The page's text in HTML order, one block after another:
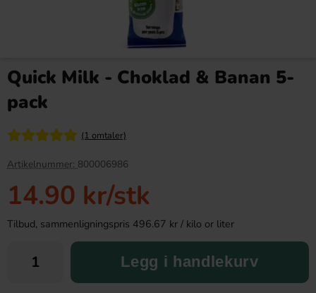
Quick Milk - Choklad & Banan 5-
pack
(1 omtaler)
Artikelnummer: 800006986
14.90 kr/stk
Tilbud, sammenligningspris 496.67 kr / kilo or liter
Legg i handlekurv